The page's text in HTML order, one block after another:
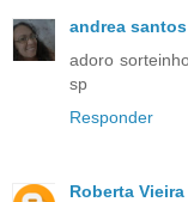
andrea santos
adoro
sp
Responder
Roberta